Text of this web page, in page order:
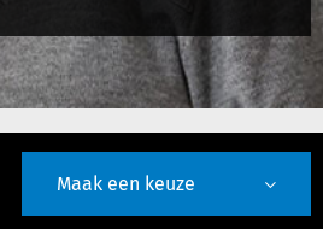
Registreren
Maak een keuze